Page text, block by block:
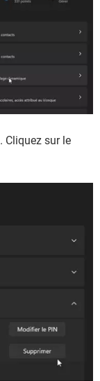
. Cliquez sur le